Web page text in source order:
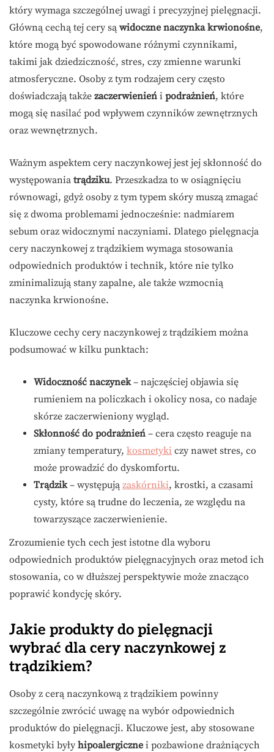
który wymaga szczególnej uwagi i precyzyjnej pielęgnacji.
Główną cechą tej cery są widoczne naczynka krwionośne,
które mogą być spowodowane różnymi czynnikami,
takimi jak dziedziczność, stres, czy zmienne warunki
atmosferyczne. Osoby z tym rodzajem cery często
doświadczają także zaczerwienień i podrażnień, które
mogą się nasilać pod wpływem czynników zewnętrznych
oraz wewnętrznych.
Ważnym aspektem cery naczynkowej jest jej skłonność do
występowania trądziku. Przeszkadza to w osiągnięciu
równowagi, gdyż osoby z tym typem skóry muszą zmagać
się z dwoma problemami jednocześnie: nadmiarem
sebum oraz widocznymi naczyniami. Dlatego pielęgnacja
cery naczynkowej z trądzikiem wymaga stosowania
odpowiednich produktów i technik, które nie tylko
zminimalizują stany zapalne, ale także wzmocnią
naczynka krwionośne.
Kluczowe cechy cery naczynkowej z trądzikiem można
podsumować w kilku punktach:
Widoczność naczynek– najczęściej objawia się
rumieniem na policzkach i okolicy nosa, co nadaje
skórze zaczerwieniony wygląd.
Skłonność do podrażnień – cera często reaguje na
zmiany temperatury, kosmetyki czy nawet stres, co
może prowadzić do dyskomfortu.
Trądzik– występują zaskórniki, krostki, a czasami
cysty, które są trudne do leczenia, ze względu na
towarzyszące zaczerwienienie.
Zrozumienie tych cech jest istotne dla wyboru
odpowiednich produktów pielęgnacyjnych oraz metod ich
stosowania, co w dłuższej perspektywie może znacząco
poprawić kondycję skóry.
Jakie produkty do pielęgnacji
wybrać dla cery naczynkowej z
trądzikiem?
Osoby z cerą naczynkową z trądzikiem powinny
szczególnie zwrócić uwagę na wybór odpowiednich
produktów do pielęgnacji. Kluczowe jest, aby stosowane
kosmetyki były hipoalergiczne i pozbawione drażniących